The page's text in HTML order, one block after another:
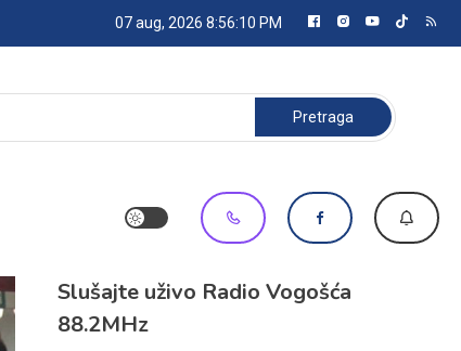
07 aug, 2026 8:56:11 PM
Pretraga:
Slušajte uživo Radio Vogošća
88.2MHz